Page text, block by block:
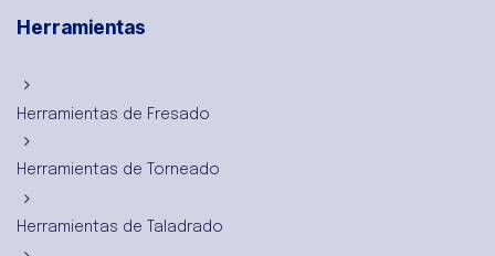
Herramientas
Herramientas de Fresado
Herramientas de Torneado
Herramientas de Taladrado